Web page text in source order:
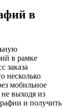
в
в рамке
заказа
несколько
мобильное
выходя из
и получить